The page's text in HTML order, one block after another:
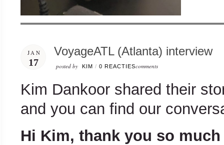
JAN
17
VoyageATL (Atlanta) interview
posted by KIM / 0 REACTIEScomments
Kim Dankoor shared their
and you can find our
Hi Kim, thank you so